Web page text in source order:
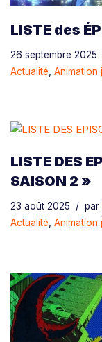
LISTE des
26 septembre 2025
Actualité, Animation
LISTE DES
SAISON 2 »
23 août 2025 par
Actualité, Animation